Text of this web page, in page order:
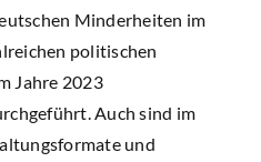
Minderheiten im
politischen
Jahre 2023
Auch sind im
und